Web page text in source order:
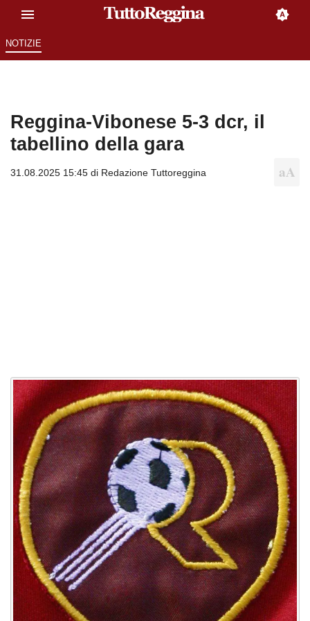
NOTIZIE
Reggina-Vibonese 5-3 dcr, il
tabellino della gara
31.08.2025 15:45 di Redazione Tuttoreggina